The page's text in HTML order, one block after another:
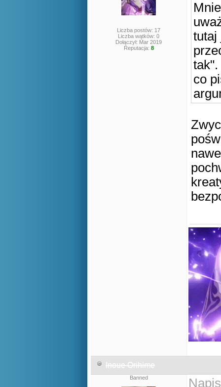
Liczba postów: 17
Liczba wątków: 0
Dołączył: Mar 2019
Reputacja: 8
tutaj
co
Inoue Orihime
Banned